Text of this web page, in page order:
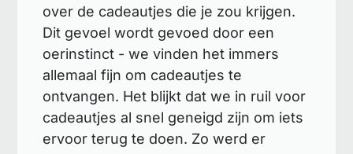
over de cadeautjes die je zou krijgen.
Dit gevoel wordt gevoed door een
oerinstinct - we vinden het immers
allemaal fijn om cadeautjes te
ontvangen. Het blijkt dat we in ruil voor
cadeautjes al snel geneigd zijn om iets
ervoor terug te doen. Zo werd er